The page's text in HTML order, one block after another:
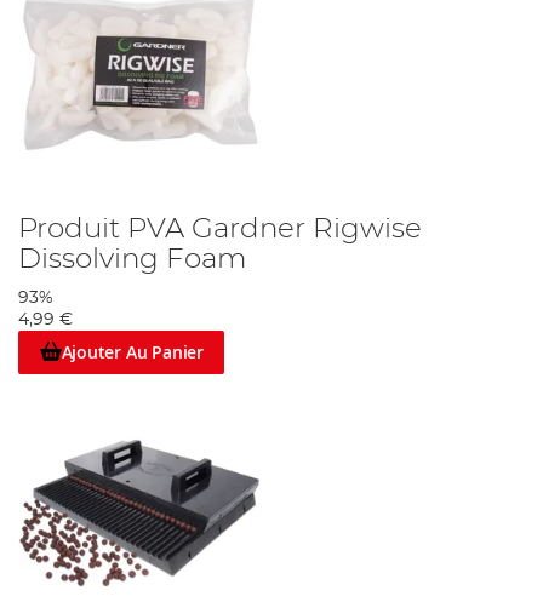
Produit PVA Gardner Rigwise
Dissolving Foam
93%
4,99 €
Ajouter Au Panier